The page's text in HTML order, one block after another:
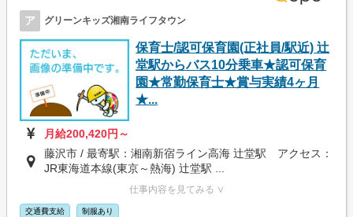
ア グリーンキッズ湘南ライフタウン
保育士/認可保育園(正社員/駅近) 辻
堂駅からバス10分乗車★認可保育
園★常勤保育士★賞与実績4ヶ月
★...
月給200,420円～
藤沢市 / 最寄駅：湘南新宿ライン高海 辻堂駅 アクセス：
JR東海道本線(東京～熱海) 辻堂駅 ...
仕事内容を見てみる ∨
交通費支給 制服あり